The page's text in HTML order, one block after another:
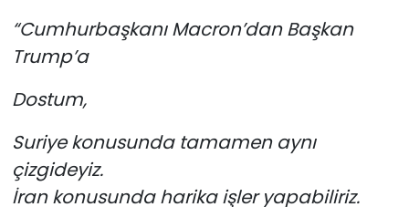
“Cumhurbaşkanı Macron’dan Başkan
Trump’a
Dostum,
Suriye konusunda tamamen aynı
çizgideyiz.
İran konusunda harika işler yapabiliriz.